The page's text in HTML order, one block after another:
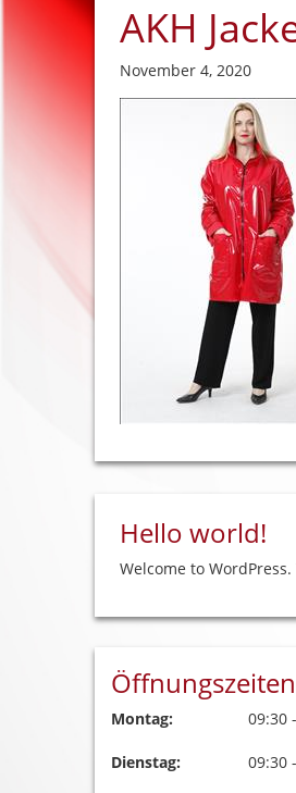
AKH
November 4, 2020
Hello world!
Welcome to
Öffnungszeiten
Montag: 09:30
Dienstag: 09:30